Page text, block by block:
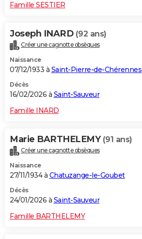
Famille SESTIER
Joseph INARD (92 ans)
Créer une cagnotte obsèques
Naissance
07/12/1933 à Saint-Pierre-de-Chérennes
Décès
16/02/2026 à Saint-Sauveur
Famille INARD
Marie BARTHELEMY (91 ans)
Créer une cagnotte obsèques
Naissance
27/11/1934 à Chatuzange-le-Goubet
Décès
24/01/2026 à Saint-Sauveur
Famille BARTHELEMY